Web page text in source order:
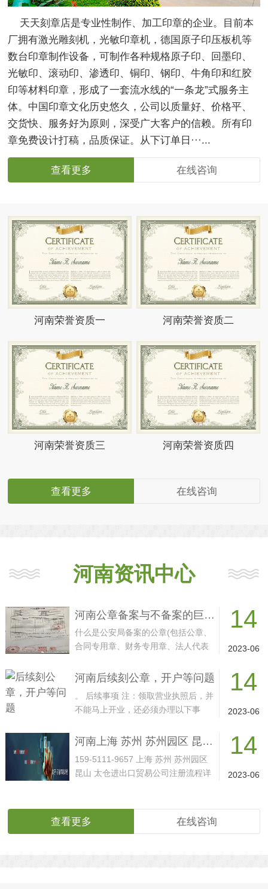
天天刻章店是专业性制作、加工印章的企业。目前本
厂拥有激光雕刻机，光敏印章机，德国原子印压板机等
数台印章制作设备，可制作各种规格原子印、回墨印、
光敏印、滚动印、渗透印、铜印、钢印、牛角印和红胶
印等材料印章，形成了一套流水线的“一条龙”式服务主
体。中国印章文化历史悠久，公司以质量好、价格平、
交货快、服务好为原则，深受广大客户的信赖。所有印
章免费设计打稿，品质保证。从下订单日···...
查看更多 在线咨询
河南荣誉资质一 河南荣誉资质二
河南荣誉资质三 河南荣誉资质四
查看更多 在线咨询
河南资讯中心
河南公章备案与不备案的巨大差别
什么是公安局备案的公章(包括公章、
合同专用章、财务专用章、法人代表
14
2023-06
河南后续刻公章，开户等问题
。 后续事项 注：领取营业执照后，并
不能马上开业，还必须办理以下事
14
2023-06
河南上海 苏州 苏州园区 昆山 太仓进出口贸易公司注册 跨境贸易公司注册 国际贸易公司注册代办 对外贸易经营者备案，进出口权，进出口资质，进出口许可证，企业办理进出口权，产地证，信用证免费咨询办理流程
159-5111-9657 上海 苏州 苏州园区
昆山 太仓进出口贸易公司注册流程详
14
2023-06
查看更多 在线咨询